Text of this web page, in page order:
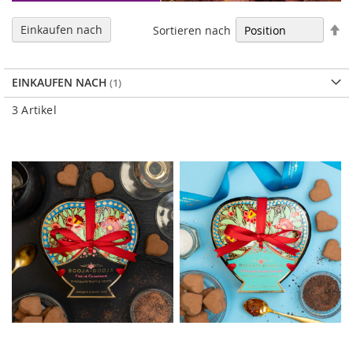
3 Artikel
Sortieren nach
Einkaufen nach
EINKAUFEN NACH